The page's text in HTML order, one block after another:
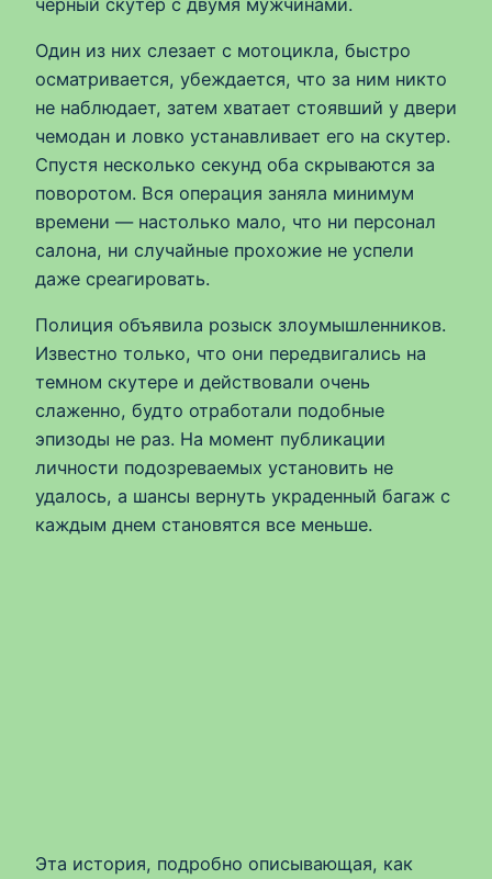
Один из них слезает с мотоцикла, быстро
осматривается, убеждается, что за ним никто
не наблюдает, затем хватает стоявший у двери
чемодан и ловко устанавливает его на скутер.
Спустя несколько секунд оба скрываются за
поворотом. Вся операция заняла минимум
времени — настолько мало, что ни персонал
салона, ни случайные прохожие не успели
даже среагировать.
Полиция объявила розыск злоумышленников.
Известно только, что они передвигались на
темном скутере и действовали очень
слаженно, будто отработали подобные
эпизоды не раз. На момент публикации
личности подозреваемых установить не
удалось, а шансы вернуть украденный багаж с
каждым днем становятся все меньше.
Эта история, подробно описывающая, как